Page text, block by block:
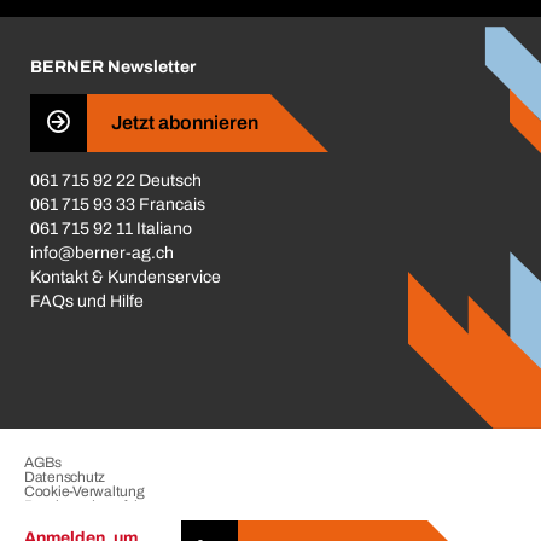
Business Conduct
BERNER Newsletter
Jetzt abonnieren
061 715 92 22 Deutsch
061 715 93 33 Francais
061 715 92 11 Italiano
info@berner-ag.ch
Kontakt & Kundenservice
FAQs und Hilfe
AGBs
Datenschutz
Cookie-Verwaltung
Beschwerdeverfahren